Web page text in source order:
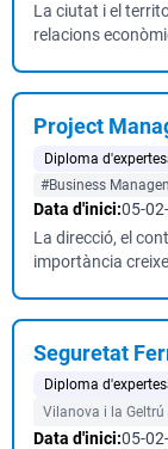
La ciutat i el
relacions
Project
Diploma
#Business
Data d'inici:05-
La direcció, el
importància
Seguretat
Diploma
Vilanova i la Geltrú
Data d'inici:05-